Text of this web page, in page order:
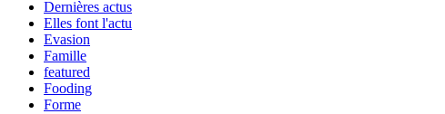
Dernières actus
Elles font l'actu
Evasion
Famille
featured
Fooding
Forme